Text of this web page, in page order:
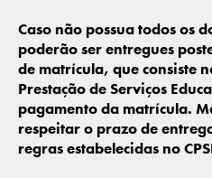
Caso não possua todos os
poderão ser entregues
de matrícula, que consiste
Prestação de Serviços
pagamento da matrícula.
respeitar o prazo de
regras estabelecidas no